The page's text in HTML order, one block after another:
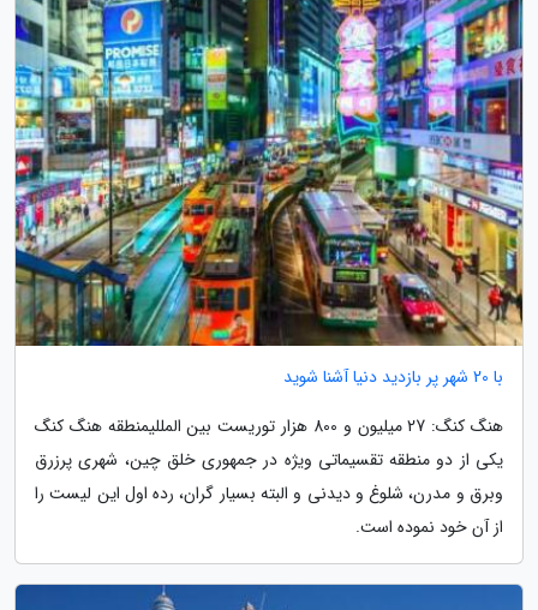
با 20 شهر پر بازدید دنیا آشنا شوید
هنگ کنگ: 27 میلیون و 800 هزار توریست بین المللیمنطقه هنگ کنگ
یکی از دو منطقه تقسیماتی ویژه در جمهوری خلق چین، شهری پرزرق
وبرق و مدرن، شلوغ و دیدنی و البته بسیار گران، رده اول این لیست را
از آن خود نموده است.